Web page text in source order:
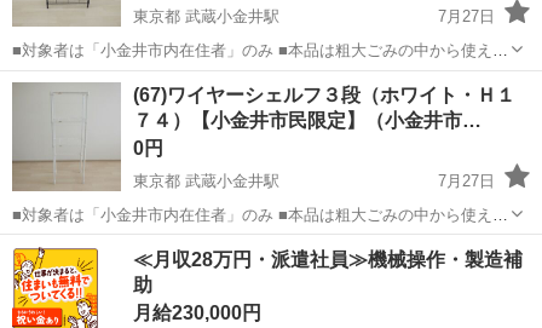
東京都 武蔵小金井駅
7月27日
■対象者は「小金井市内在住者」のみ ■本品は粗大ごみの中から使える
ものを修繕した再生家具です。 ■サイズ：幅64×奥行30×高さ
116（cm） ■重量：5.4（kg） ■状態：目立った傷なし。丈夫なつくり
のスチール...
東京 小金井市 武蔵小金井駅 収納家具 引渡し
(67)ワイヤーシェルフ３段（ホワイト・Ｈ１
７４）【小金井市民限定】（小金井市…
0円
東京都 武蔵小金井駅
7月27日
■対象者は「小金井市内在住者」のみ ■本品は粗大ごみの中から使える
ものを修繕した再生家具です。 ■サイズ：幅61×奥行41×高さ
174（cm） ■重量：11.0（kg） ■状態：目立った傷なし。白一色でど
んな部屋に...
東京 小金井市 武蔵小金井駅 収納家具 引渡し
≪月収28万円・派遣社員≫機械操作・製造補
助
月給230,000円